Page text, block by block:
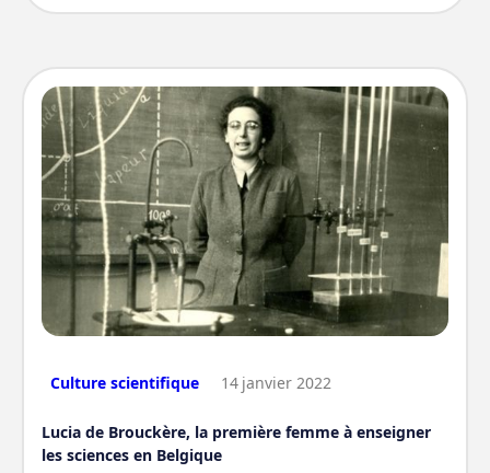
Otto Hahn.
Culture scientifique 14 janvier 2022
Lucia de Brouckère, la première femme à enseigner
les sciences en Belgique